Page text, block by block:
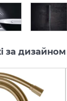
за дизайном